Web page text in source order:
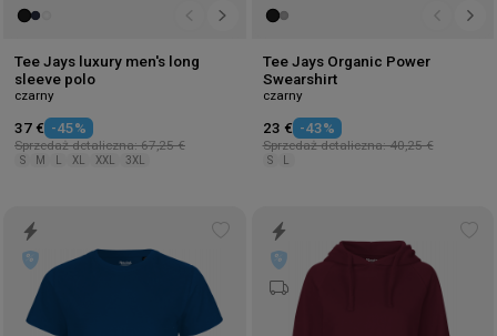
Tee Jays luxury men's long
sleeve polo
czarny
37 € -45%
Sprzedaż detaliczna: 67,25 €
S M XL XXL 3XL
Tee Jays Organic Power
Swearshirt
czarny
23 € -43%
Sprzedaż detaliczna: 40,25 €
S
wishlist